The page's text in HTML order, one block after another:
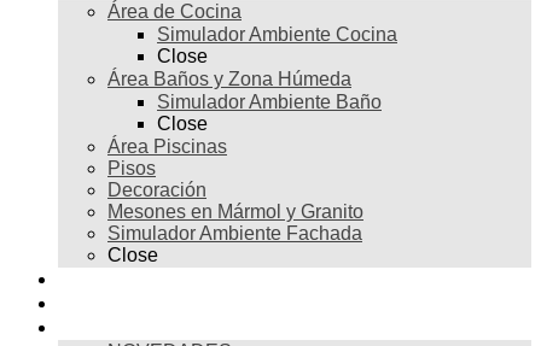
Área de Cocina
Simulador Ambiente Cocina
Close
Área Baños y Zona Húmeda
Simulador Ambiente Baño
Close
Área Piscinas
Pisos
Decoración
Mesones en Mármol y Granito
Simulador Ambiente Fachada
Close